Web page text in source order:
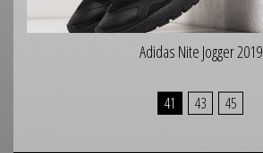
Adidas Nite Jogger 2019
41 43 45